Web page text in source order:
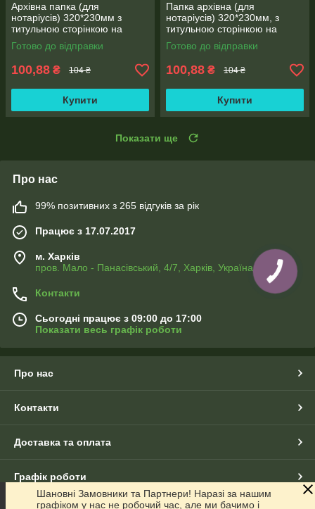
Архівна папка (для
нотаріусів) 320*230мм з
титульною сторінкою на
зав'язках, корінець 30 мм
Готово до відправки
100,88 ₴ 104 ₴
Купити
Папка архівна (для
нотаріусів) 320*230мм, з
титульною сторінкою на
зав'язках висота корінця 30
мм, місткість 150 аркушів
Готово до відправки
100,88 ₴ 104 ₴
Купити
Показати ще
Про нас
99% позитивних з 265 відгуків за рік
Працює з 17.07.2017
м. Харків
пров. Мало - Панасівський, 4/7, Харків, Україна
Контакти
Сьогодні працює з 09:00 до 17:00
Показати весь графік роботи
Про нас
Контакти
Доставка та оплата
Графік роботи
Шановні Замовники та Партнери! Наразі за нашим
графіком у нас не робочий час, але ми бачимо і